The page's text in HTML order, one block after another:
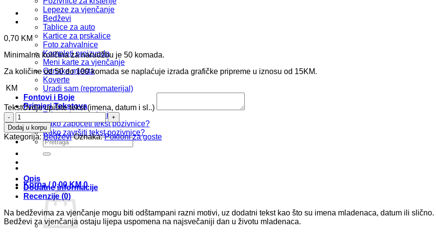
Lepeze za vjenčanje
Bedževi
Tablice za auto
Kartice za prskalice
Foto zahvalnice
Kompleti proizvoda
Meni karte za vjenčanje
Oznake mjesta
Koverte
Uradi sam (repromaterijal)
Fontovi i Boje
Primjeri Tekstova
Tekstovi za pozivnice
Kako započeti tekst pozivnice?
Kako završiti tekst pozivnice?
Pretraži:
Korpa /0,00KM 0
0,70 KM
Minimalna količina za narudžbu je 50 komada.
Za količine od 50 do 100 komada se naplaćuje izrada grafičke pripreme u iznosu od 15KM.
KM
TekstOvdje upišite tekst (imena, datum i sl..)
Bedž
b107
količina
Dodaj u korpu
Kategorija:Bedževi Oznaka:Pokloni za goste
Opis
Dodatne informacije
Recenzije (0)
Na bedževima za vjenčanje mogu biti odštampani razni motivi, uz dodatni tekst kao što su imena mladenaca, datum ili slično.
Bedževi za vjenčanja ostaju lijepa uspomena na najsvečaniji dan u životu mladenaca.